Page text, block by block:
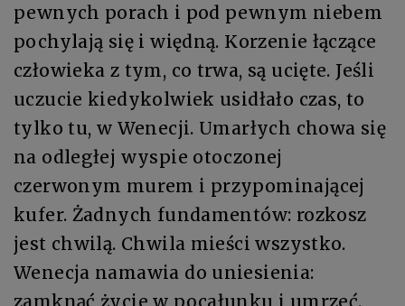
pewnych porach i pod pewnym niebem
pochylają się i więdną. Korzenie łączące
człowieka z tym, co trwa, są ucięte. Jeśli
uczucie kiedykolwiek usidłało czas, to
tylko tu, w Wenecji. Umarłych chowa się
na odległej wyspie otoczonej
czerwonym murem i przypominającej
kufer. Żadnych fundamentów: rozkosz
jest chwilą. Chwila mieści wszystko.
Wenecja namawia do uniesienia:
zamknąć życie w pocałunku i umrzeć.